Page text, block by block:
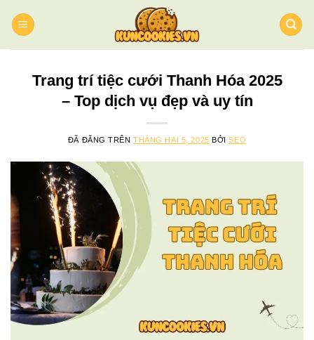
đến
Trang trí tiệc cưới Thanh Hóa 2025
– Top dịch vụ đẹp và uy tín
ĐÃ ĐĂNG TRÊNTHÁNG HAI 5, 2025 BỞISEO